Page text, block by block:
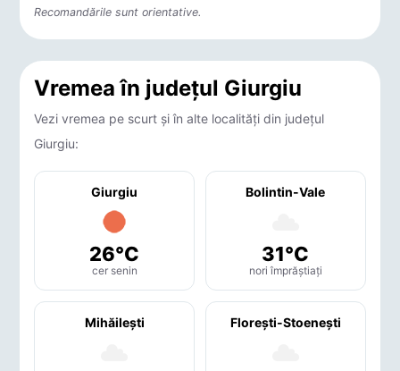
Recomandările sunt orientative.
Vremea în județul Giurgiu
Vezi vremea pe scurt și în alte localități din județul
Giurgiu:
Giurgiu
26°C
cer senin
Bolintin-Vale
31°C
nori împrăștiați
Mihăileşti Floreşti-Stoeneşti